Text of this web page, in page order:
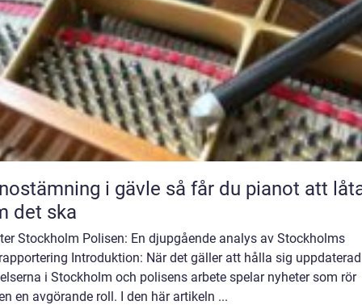
i gävle så får du pianot att låta
det ska
Stockholm Polisen: En djupgående analys av Stockholms
Introduktion: När det gäller att hålla sig
i Stockholm och polisens arbete spelar nyheter som rör
en avgörande roll. I den här artikeln ...